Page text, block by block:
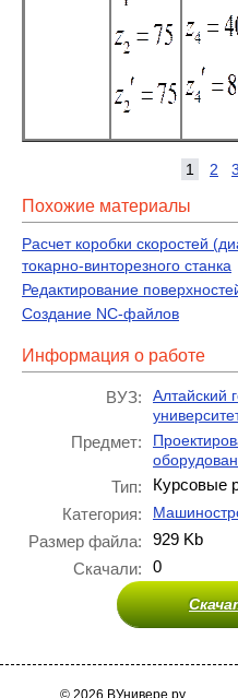
1 2 3
Похожие материалы
Расчет коробки скоростей
токарно-винторезного станка
Редактирование
Создание NC-файлов
Информация о работе
ВУЗ:
Алтайский
Предмет:
Тип:
Курсовые
Категория:
Размер файла:
929 Kb
Скачали:
0
© 2026 ВУнивере.ру